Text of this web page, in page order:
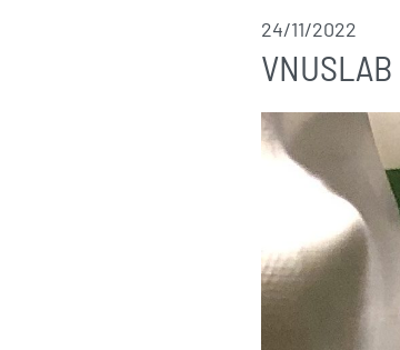
24/11/2022
VNUSLAB